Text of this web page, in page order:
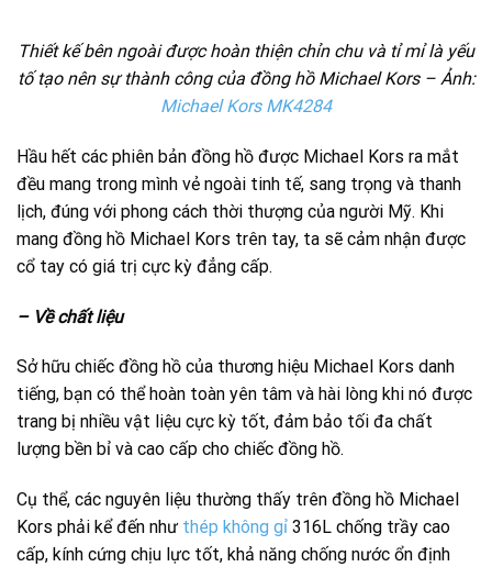
Thiết kế bên ngoài được hoàn thiện chỉn chu và tỉ mỉ là yếu
tố tạo nên sự thành công của đồng hồ Michael Kors – Ảnh:
Michael Kors MK4284
Hầu hết các phiên bản đồng hồ được Michael Kors ra mắt
đều mang trong mình vẻ ngoài tinh tế, sang trọng và thanh
lịch, đúng với phong cách thời thượng của người Mỹ. Khi
mang đồng hồ Michael Kors trên tay, ta sẽ cảm nhận được
cổ tay có giá trị cực kỳ đẳng cấp.
– Về chất liệu
Sở hữu chiếc đồng hồ của thương hiệu Michael Kors danh
tiếng, bạn có thể hoàn toàn yên tâm và hài lòng khi nó được
trang bị nhiều vật liệu cực kỳ tốt, đảm bảo tối đa chất
lượng bền bỉ và cao cấp cho chiếc đồng hồ.
Cụ thể, các nguyên liệu thường thấy trên đồng hồ Michael
Kors phải kể đến như thép không gỉ 316L chống trầy cao
cấp, kính cứng chịu lực tốt, khả năng chống nước ổn định